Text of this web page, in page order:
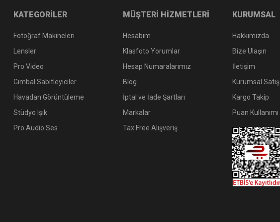
KATEGORİLER
Fotoğraf Makineleri
Lensler
Pro Video
Gimbal Sabitleyiciler
Havadan Görüntüleme
Stüdyo Işık
Pro Audio Ses
MÜŞTERİ HİZMETLERİ
Hesabım
Klasfoto Yorumlar
Hesap Numaralarımız
Blog
İptal ve İade Şartları
Markalar
Tax Free Alışveriş
KURUMSAL
Hakkımızda
Bize Ulaşın
İletişim
Kurumsal Satış
Kargo Takip
Puan Kullanımı